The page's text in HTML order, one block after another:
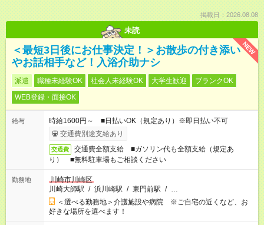
掲載日：2026.08.08
未読
NEW
＜最短3日後にお仕事決定！＞お散歩の付き添い
やお話相手など！入浴介助ナシ
派遣 職種未経験OK 社会人未経験OK 大学生歓迎
ブランクOK
WEB登録・面接OK
給与
時給1600円～ ■日払いOK（規定あり）※即日払い不可
交通費別途支給あり
交通費
交通費全額支給 ■ガソリン代も全額支給（規定あ
り） ■無料駐車場もご相談ください
勤務地
川崎市川崎区
川崎大師駅 / 浜川崎駅 / 東門前駅 / …
＜選べる勤務地＞介護施設や病院 ※ご自宅の近くなど、お
好きな場所を選べます！